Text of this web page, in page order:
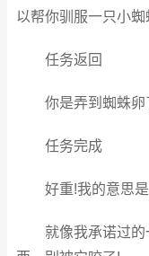
以帮你驯服一只小蜘
任务返回
你是弄到蜘蛛
任务完成
好重!我的意思
就像我承诺过